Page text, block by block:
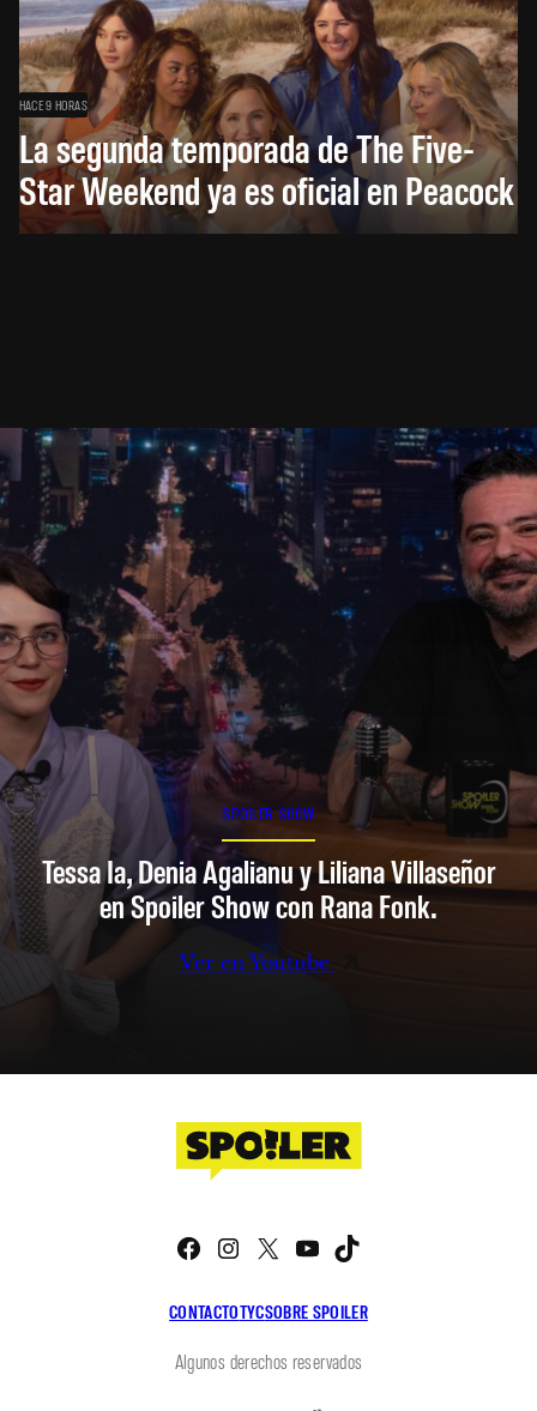
HACE 9 HORAS
La segunda temporada de The Five-
Star Weekend ya es oficial en Peacock
SPOILER SHOW
Tessa Ia, Denia Agalianu y Liliana Villaseñor
en Spoiler Show con Rana Fonk.
Ver en Youtube
CONTACTOTYCSOBRE SPOILER
Facebook
Instagram
X YouTube
Algunos derechos reservados